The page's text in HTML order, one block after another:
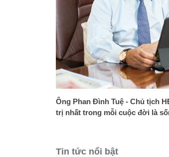
Ông Phan Đình Tuệ - Chủ tịch
trị nhất trong mỗi cuộc đời là
Tin tức nổi bật